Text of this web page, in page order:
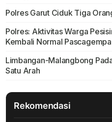
Polres Garut Ciduk Tiga
Polres: Aktivitas Warga
Kembali Normal Pascagempa
Limbangan-Malangbong
Satu Arah
Rekomendasi